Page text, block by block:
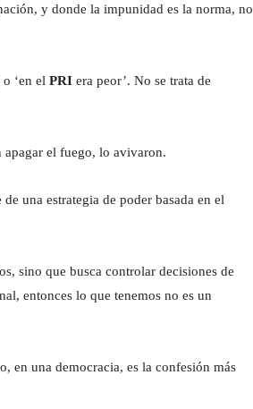
y donde la impunidad es la norma, no
‘en el PRI era peor’. No se trata de
apagar el fuego, lo avivaron.
una estrategia de poder basada en el
sino que busca controlar decisiones de
entonces lo que tenemos no es un
en una democracia, es la confesión más